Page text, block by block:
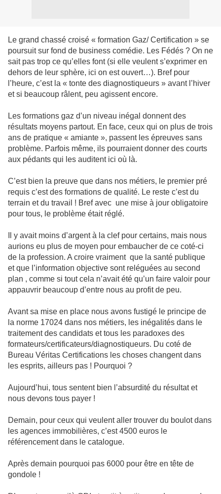
Le grand chassé croisé « formation Gaz/ Certification » se
poursuit sur fond de business comédie. Les Fédés ? On ne
sait pas trop ce qu’elles font (si elle veulent s’exprimer en
dehors de leur sphère, ici on est ouvert…). Bref pour
l’heure, c’est la « tonte des diagnostiqueurs » avant l’hiver
et si beaucoup râlent, peu agissent encore.
Les formations gaz d’un niveau inégal donnent des
résultats moyens partout. En face, ceux qui on plus de trois
ans de pratique « amiante », passent les épreuves sans
problème. Parfois même, ils pourraient donner des courts
aux pédants qui les auditent ici où là.
C’est bien la preuve que dans nos métiers, le premier pré
requis c’est des formations de qualité. Le reste c’est du
terrain et du travail ! Bref avec une mise à jour obligatoire
pour tous, le problème était réglé.
Il y avait moins d’argent à la clef pour certains, mais nous
aurions eu plus de moyen pour embaucher de ce coté-ci
de la profession. A croire vraiment que la santé publique
et que l’information objective sont reléguées au second
plan , comme si tout cela n’avait été qu’un faire valoir pour
appauvrir beaucoup d’entre nous au profit de peu.
Avant sa mise en place nous avons fustigé le principe de
la norme 17024 dans nos métiers, les inégalités dans le
traitement des candidats et tous les paradoxes des
formateurs/certificateurs/diagnostiqueurs. Du coté de
Bureau Véritas Certifications les choses changent dans
les esprits, ailleurs pas ! Pourquoi ?
Aujourd’hui, tous sentent bien l’absurdité du résultat et
nous devons tous payer !
Demain, pour ceux qui veulent aller trouver du boulot dans
les agences immobilières, c’est 4500 euros le
référencement dans le catalogue.
Après demain pourquoi pas 6000 pour être en tête de
gondole !